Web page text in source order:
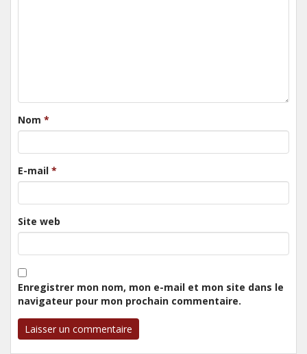
Nom *
E-mail *
Site web
Enregistrer mon nom, mon e-mail et mon site dans le
navigateur pour mon prochain commentaire.